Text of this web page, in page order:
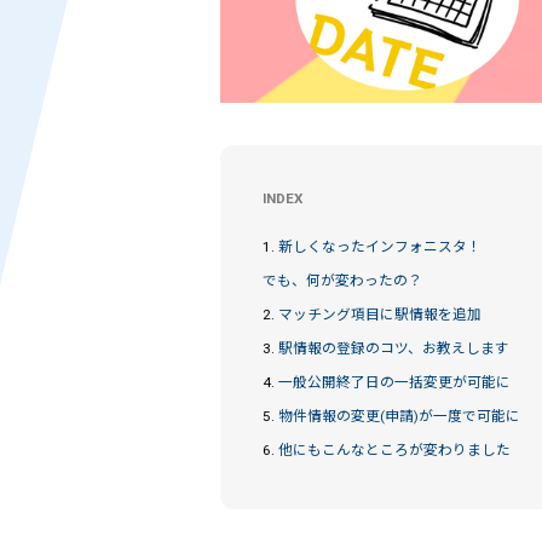
INDEX
1. 新しくなったインフォニスタ！
でも、何が変わったの？
2. マッチング項目に駅情報を追加
3. 駅情報の登録のコツ、お教えします
4. 一般公開終了日の一括変更が可能に
5. 物件情報の変更(申請)が一度で可能に
6. 他にもこんなところが変わりました